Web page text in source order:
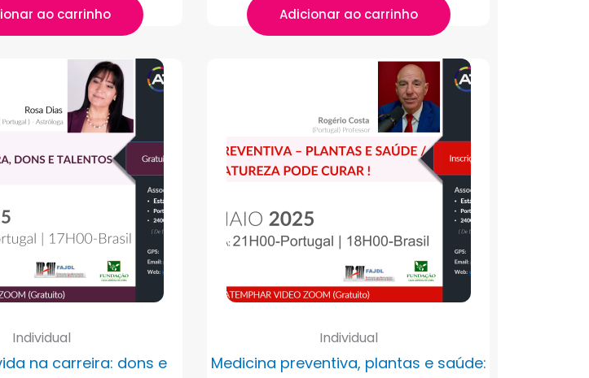
ao carrinho Adicionar ao carrinho
Individual
na carreira: dons e
Individual
Medicina preventiva, plantas e saúde: